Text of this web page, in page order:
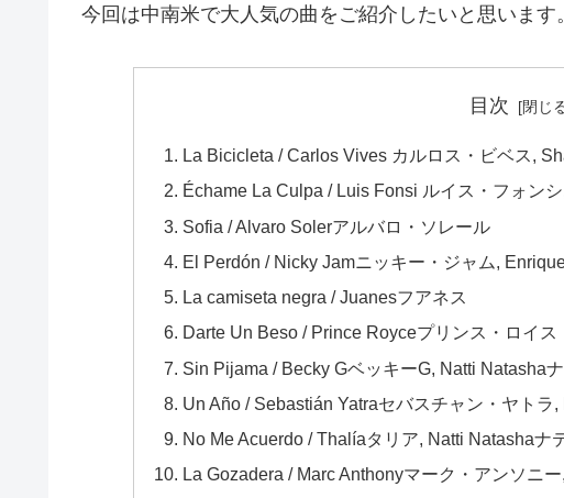
今回は中南米で大人気の曲をご紹介したいと思います。
目次
La Bicicleta / Carlos Vives カルロス・ビベス,
Échame La Culpa / Luis Fonsi ルイス・フォン
Sofia / Alvaro Solerアルバロ・ソレール
El Perdón / Nicky Jamニッキー・ジャム,
La camiseta negra / Juanesフアネス
Darte Un Beso / Prince Royceプリンス・ロイス
Sin Pijama / Becky GベッキーG, Natti Natasha
Un Año / Sebastián Yatraセバスチャン・ヤトラ,
No Me Acuerdo / Thalíaタリア, Natti Natashaナ
La Gozadera / Marc Anthonyマーク・アンソニ